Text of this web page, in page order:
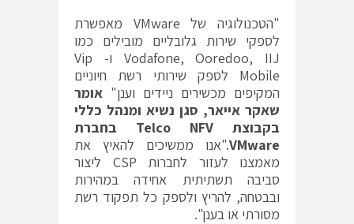
"הטכנולוגיה של VMware מאפשרת
לספקי שירות גלובליים מובילים כמו
Vodafone, Ooredoo, IIJ ו- Vip
Mobile לספק שירותי רשת חיוניים
המקיפים מכשירים ניידים וענן" אומר
שאקר אייאר, סגן נשיא ומנהל כללי
בקבוצת Telco NFV בחברת
VMware."אנו ממשיכים להאיץ את
מאמצנו לעזור לחברות CSP ליצור
סביבה תשתיתית אחידה במהירות
ובבטחה, להריץ ולספק כל תפקוד רשת
מסורתי או בענן".